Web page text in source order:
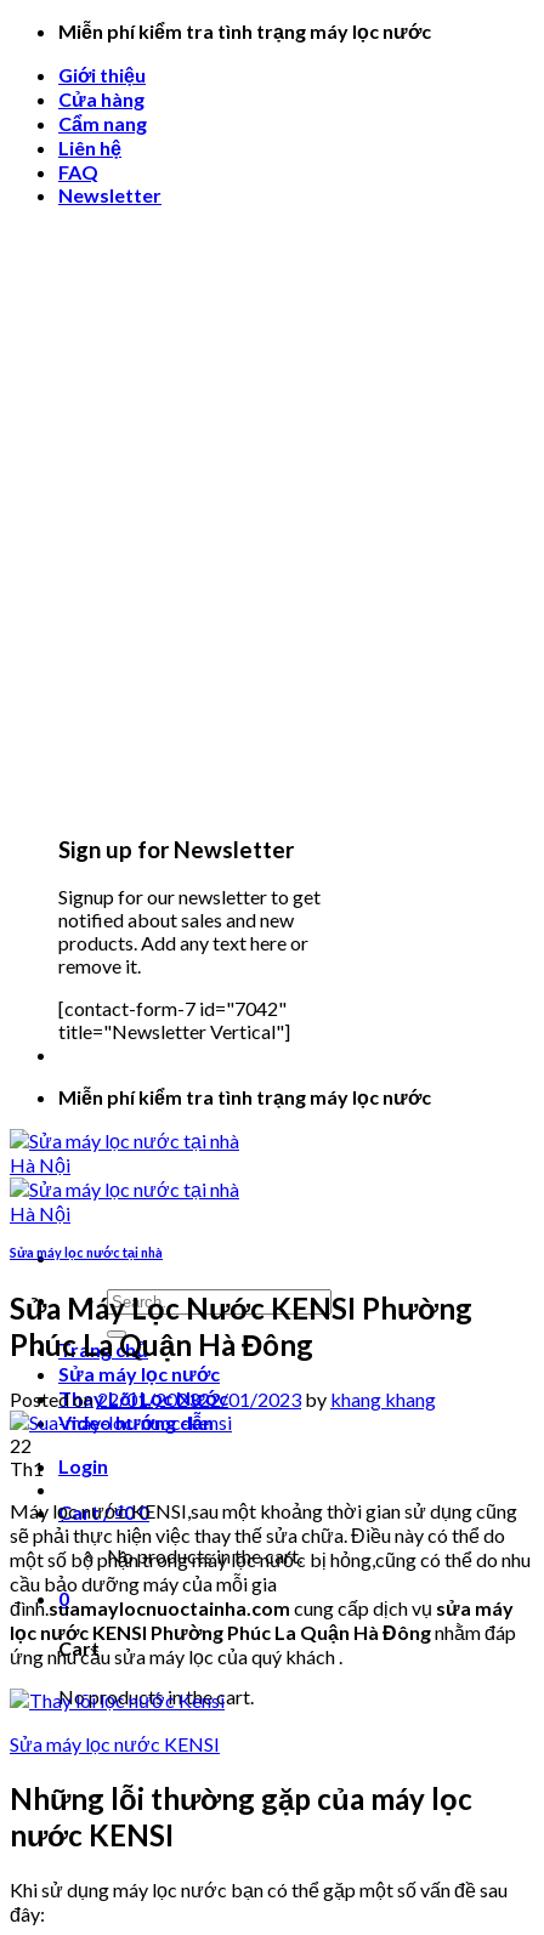
Skip
content
Miễn phí kiểm tra tình trạng máy lọc nước
Giới thiệu
Cửa hàng
Cẩm nang
Liên hệ
FAQ
Newsletter
Sign up for Newsletter
Signup for our newsletter to get
notified about sales and new
products. Add any text here or
remove it.
[contact-form-7 id="7042"
title="Newsletter Vertical"]
Miễn phí kiểm tra tình trạng máy lọc nước
Search
for:
Trang chủ
Sửa máy lọc nước
Thay Lõi Lọc Nước
Video hướng dẫn
Login
Cart /₫00
No products in the cart.
0
Cart
No products in the cart.
Sửa máy lọc nước tại nhà
Sửa Máy Lọc Nước KENSI Phường
Phúc La Quận Hà Đông
Posted on22/01/202322/01/2023 by khang khang
22
Th1
Máy lọc nước KENSI,sau một khoảng thời gian sử dụng cũng
sẽ phải thực hiện việc thay thế sửa chữa. Điều này có thể do
một số bộ phận trong máy lọc nước bị hỏng,cũng có thể do nhu
cầu bảo dưỡng máy của mỗi gia
đình.suamaylocnuoctainha.com cung cấp dịch vụ sửa máy
lọc nước KENSI Phường Phúc La Quận Hà Đôngnhằm đáp
ứng nhu cầu sửa máy lọc của quý khách .
Sửa máy lọc nước KENSI
Những lỗi thường gặp của máy lọc
nước KENSI
Khi sử dụng máy lọc nước bạn có thể gặp một số vấn đề sau
đây: